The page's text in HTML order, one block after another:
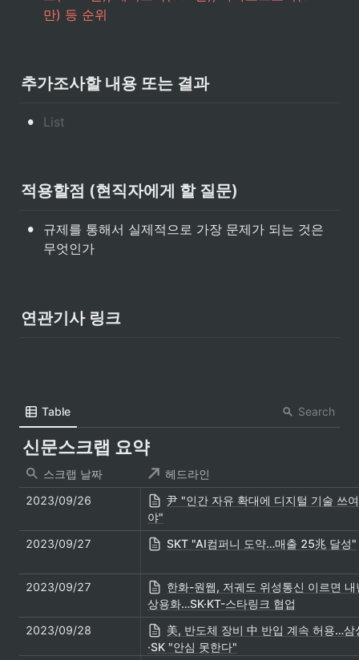
만) 등 순위
추가조사할 내용 또는 결과
•
적용할점 (현직자에게 할 질문)
•
규제를 통해서 실제적으로 가장 문제가 되는 것은
무엇인가
연관기사 링크
Table Search
신문스크랩 요약
스크랩 날짜
헤드라인
2023/09/26
尹 "인간 자유 확대에 디지털 기술 쓰여
야"
2023/09/27
SKT "AI컴퍼니 도약…매출 25兆 달성"
2023/09/27
한화-원웹, 저궤도 위성통신 이르면 내
상용화…SK·KT-스타링크 협업
2023/09/28
美, 반도체 장비 中 반입 계속 허용…삼
·SK "안심 못한다"